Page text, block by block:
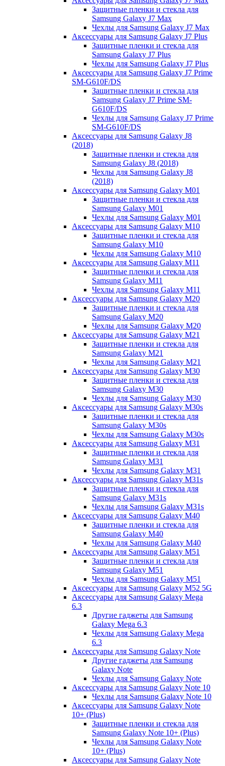
Защитные пленки и стекла для
Samsung Galaxy J7 Max
Чехлы для Samsung Galaxy J7 Max
Аксессуары для Samsung Galaxy J7 Plus
Защитные пленки и стекла для
Samsung Galaxy J7 Plus
Чехлы для Samsung Galaxy J7 Plus
Аксессуары для Samsung Galaxy J7 Prime
SM-G610F/DS
Защитные пленки и стекла для
Samsung Galaxy J7 Prime SM-
G610F/DS
Чехлы для Samsung Galaxy J7 Prime
SM-G610F/DS
Аксессуары для Samsung Galaxy J8
(2018)
Защитные пленки и стекла для
Samsung Galaxy J8 (2018)
Чехлы для Samsung Galaxy J8
(2018)
Аксессуары для Samsung Galaxy M01
Защитные пленки и стекла для
Samsung Galaxy M01
Чехлы для Samsung Galaxy M01
Аксессуары для Samsung Galaxy M10
Защитные пленки и стекла для
Samsung Galaxy M10
Чехлы для Samsung Galaxy M10
Аксессуары для Samsung Galaxy M11
Защитные пленки и стекла для
Samsung Galaxy M11
Чехлы для Samsung Galaxy M11
Аксессуары для Samsung Galaxy M20
Защитные пленки и стекла для
Samsung Galaxy M20
Чехлы для Samsung Galaxy M20
Аксессуары для Samsung Galaxy M21
Защитные пленки и стекла для
Samsung Galaxy M21
Чехлы для Samsung Galaxy M21
Аксессуары для Samsung Galaxy M30
Защитные пленки и стекла для
Samsung Galaxy M30
Чехлы для Samsung Galaxy M30
Аксессуары для Samsung Galaxy M30s
Защитные пленки и стекла для
Samsung Galaxy M30s
Чехлы для Samsung Galaxy M30s
Аксессуары для Samsung Galaxy M31
Защитные пленки и стекла для
Samsung Galaxy M31
Чехлы для Samsung Galaxy M31
Аксессуары для Samsung Galaxy M31s
Защитные пленки и стекла для
Samsung Galaxy M31s
Чехлы для Samsung Galaxy M31s
Аксессуары для Samsung Galaxy M40
Защитные пленки и стекла для
Samsung Galaxy M40
Чехлы для Samsung Galaxy M40
Аксессуары для Samsung Galaxy M51
Защитные пленки и стекла для
Samsung Galaxy M51
Чехлы для Samsung Galaxy M51
Аксессуары для Samsung Galaxy M52 5G
Аксессуары для Samsung Galaxy Mega
6.3
Другие гаджеты для Samsung
Galaxy Mega 6.3
Чехлы для Samsung Galaxy Mega
6.3
Аксессуары для Samsung Galaxy Note
Другие гаджеты для Samsung
Galaxy Note
Чехлы для Samsung Galaxy Note
Аксессуары для Samsung Galaxy Note 10
Чехлы для Samsung Galaxy Note 10
Аксессуары для Samsung Galaxy Note
10+ (Plus)
Защитные пленки и стекла для
Samsung Galaxy Note 10+ (Plus)
Чехлы для Samsung Galaxy Note
10+ (Plus)
Аксессуары для Samsung Galaxy Note